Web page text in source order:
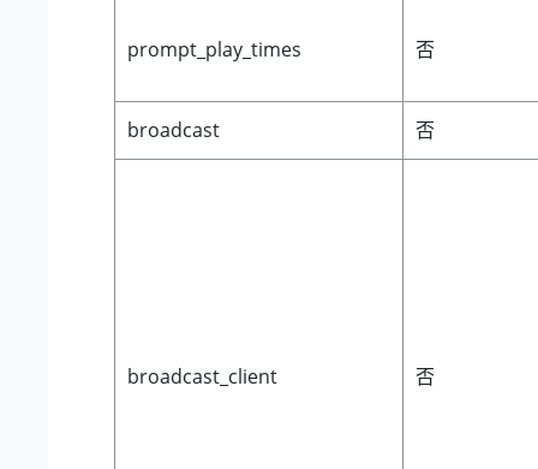
prompt_play_times 否
broadcast 否
broadcast_client 否